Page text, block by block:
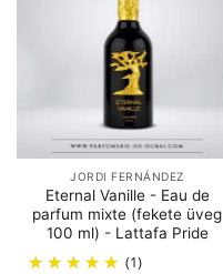
JORDI FERNÁNDEZ
Eternal Vanille - Eau de
parfum mixte (fekete üveg
100 ml) - Lattafa Pride
(1)